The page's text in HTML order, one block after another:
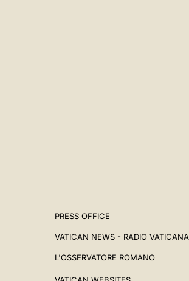
PRESS OFFICE
VATICAN NEWS - RADIO VATICANA
L'OSSERVATORE ROMANO